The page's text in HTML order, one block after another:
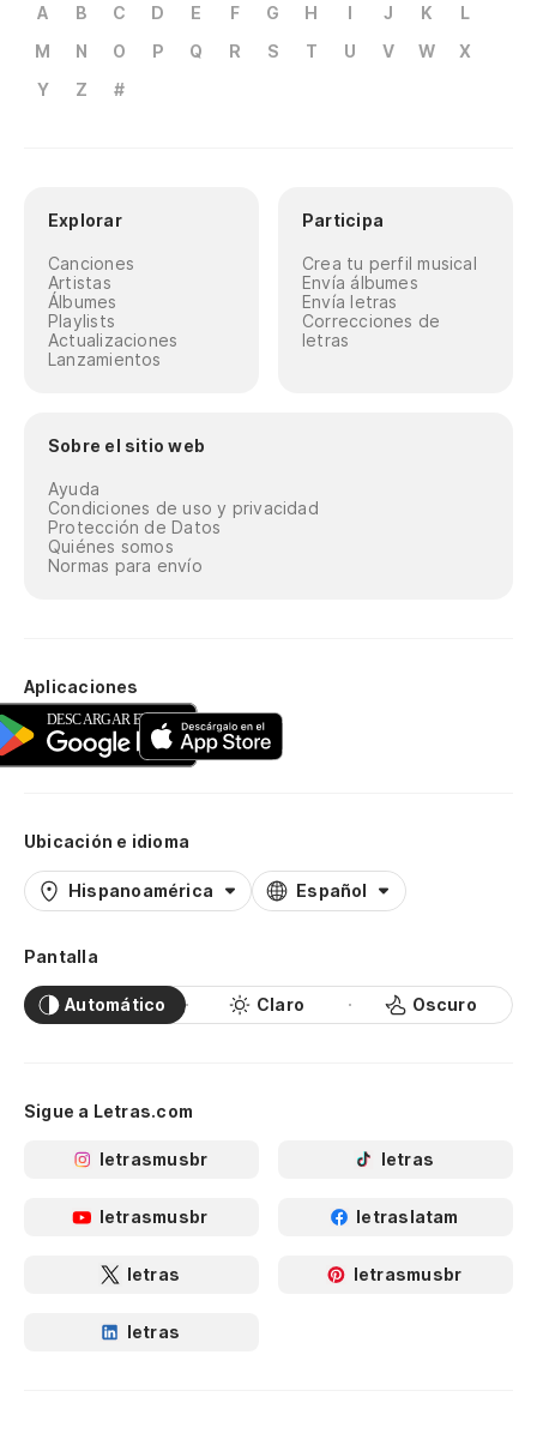
A B C D E F G H I J K
L
M
N O P Q R S T U V W
X
Y
Z #
Explorar
Canciones
Artistas
Álbumes
Playlists
Actualizaciones
Lanzamientos
Participa
Crea tu perfil musical
Envía álbumes
Envía letras
Correcciones de
letras
Sobre el sitio web
Ayuda
Condiciones de uso y privacidad
Protección de Datos
Quiénes somos
Normas para envío
Aplicaciones
Ubicación e idioma
Hispanoamérica Español
Pantalla
Automático Claro Oscuro
Sigue a Letras.com
letrasmusbr letras
letrasmusbr letraslatam
letras letrasmusbr
letras